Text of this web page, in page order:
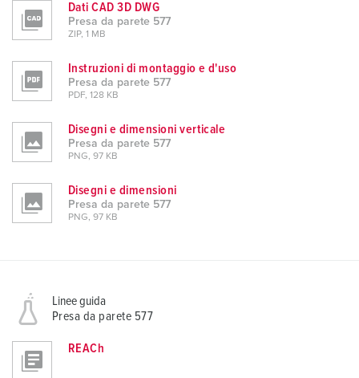
Dati CAD 3D DWG
Presa da parete 577
ZIP, 1 MB
Instruzioni di montaggio e d'uso
Presa da parete 577
PDF, 128 KB
Disegni e dimensioni verticale
Presa da parete 577
PNG, 97 KB
Disegni e dimensioni
Presa da parete 577
PNG, 97 KB
Linee guida
Presa da parete 577
REACh